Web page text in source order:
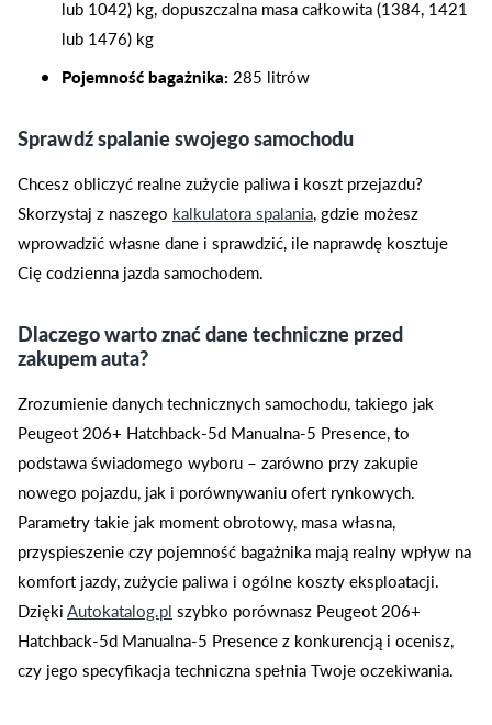
lub 1042) kg, dopuszczalna masa całkowita (1384, 1421
lub 1476) kg
Pojemność bagażnika: 285 litrów
Sprawdź spalanie swojego samochodu
Chcesz obliczyć realne zużycie paliwa i koszt przejazdu?
Skorzystaj z naszego kalkulatora spalania, gdzie możesz
wprowadzić własne dane i sprawdzić, ile naprawdę kosztuje
Cię codzienna jazda samochodem.
Dlaczego warto znać dane techniczne przed
zakupem auta?
Zrozumienie danych technicznych samochodu, takiego jak
Peugeot 206+ Hatchback-5d Manualna-5 Presence, to
podstawa świadomego wyboru – zarówno przy zakupie
nowego pojazdu, jak i porównywaniu ofert rynkowych.
Parametry takie jak moment obrotowy, masa własna,
przyspieszenie czy pojemność bagażnika mają realny wpływ na
komfort jazdy, zużycie paliwa i ogólne koszty eksploatacji.
DziękiAutokatalog.pl szybko porównasz Peugeot 206+
Hatchback-5d Manualna-5 Presence z konkurencją i ocenisz,
czy jego specyfikacja techniczna spełnia Twoje oczekiwania.